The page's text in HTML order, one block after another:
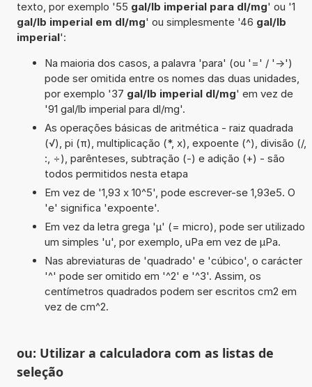
texto, por exemplo '55 gal/lb imperial para dl/mg' ou '1
gal/lb imperial em dl/mg' ou simplesmente '46 gal/lb
imperial':
Na maioria dos casos, a palavra 'para' (ou '=' / '->')
pode ser omitida entre os nomes das duas unidades,
por exemplo '37 gal/lb imperial dl/mg' em vez de
'91 gal/lb imperial para dl/mg'.
As operações básicas de aritmética - raiz quadrada
(√), pi (π), multiplicação (*, x), expoente (^), divisão (/,
:, ÷), parênteses, subtração (-) e adição (+) - são
todos permitidos nesta etapa
Em vez de '1,93 x 10^5', pode escrever-se 1,93e5. O
'e' significa 'expoente'.
Em vez da letra grega 'µ' (= micro), pode ser utilizado
um simples 'u', por exemplo, uPa em vez de µPa.
Nas abreviaturas de 'quadrado' e 'cúbico', o carácter
'^' pode ser omitido em '^2' e '^3'. Assim, os
centímetros quadrados podem ser escritos cm2 em
vez de cm^2.
ou: Utilizar a calculadora com as listas de
seleção